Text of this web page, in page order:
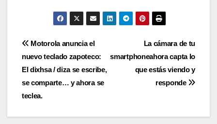
Navegación
de
entradas
La cámara de tu
smartphoneahora capta lo
que estás viendo y
responde
Motorola anuncia el
nuevo teclado zapoteco:
El dixhsa / diza se escribe,
se comparte… y ahora se
teclea.